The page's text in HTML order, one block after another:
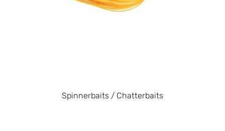
Spinnerbaits / Chatterbaits